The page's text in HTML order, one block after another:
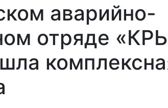
аварийно-
отряде